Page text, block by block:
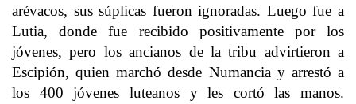
arévacos, sus súplicas fueron ignoradas. Luego fue a
Lutia, donde fue recibido positivamente por los
jóvenes, pero los ancianos de la tribu advirtieron a
Escipión, quien marchó desde Numancia y arrestó a
los 400 jóvenes luteanos y les cortó las manos.